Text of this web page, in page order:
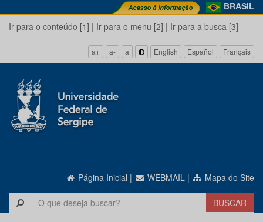
BRASIL
Ir para o conteúdo [1] | Ir para o menu [2] | Ir para a busca [3]
a+ a- a English Español Français
Página Inicial | WEBMAIL | Mapa do Site